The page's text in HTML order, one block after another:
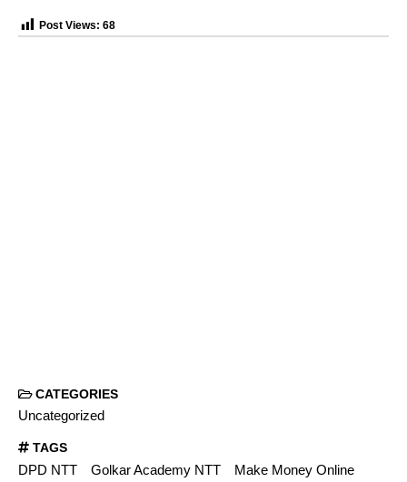
Post Views: 68
CATEGORIES
Uncategorized
TAGS
DPD NTT Golkar Academy NTT
Make Money Online